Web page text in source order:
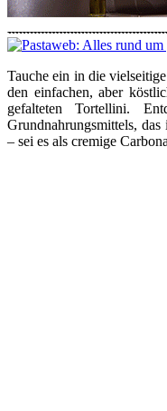
Tauche ein in die
den einfachen, aber
gefalteten Tortellini.
Grundnahrungsmittels,
– sei es als cremige